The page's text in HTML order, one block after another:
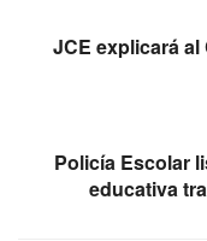
JCE explicará
Policía Escolar
educativa